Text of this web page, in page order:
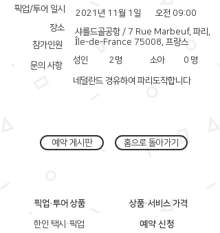
픽업/투어 일시
장소
참가인원
문의 사항
2021년 11월 1일
오전 09:00
샤를드골공항 / 7 Rue Marbeuf, 파리,
Île-de-France 75008, 프랑스
성인
2명 소아 0 명
네덜란드 경유하여 파리도착합니다
예약 게시판 홈으로 돌아가기
픽업·투어 상품
한인 택시·픽업
상품·서비스 가격
예약 신청